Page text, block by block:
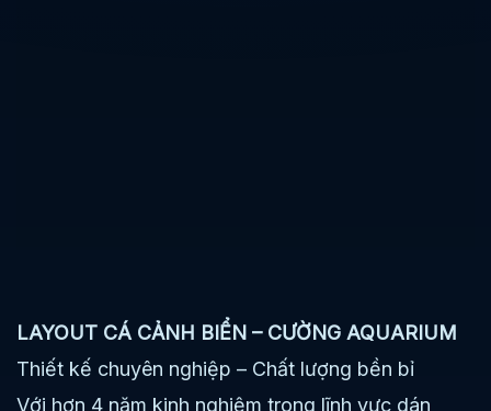
LAYOUT CÁ CẢNH BIỂN – CƯỜNG AQUARIUM
Thiết kế chuyên nghiệp – Chất lượng bền bỉ
Với hơn 4 năm kinh nghiệm trong lĩnh vực dán